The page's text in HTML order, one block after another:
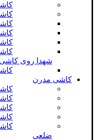
شهدا روی کاشی
کاشی مدرن
ضلعی